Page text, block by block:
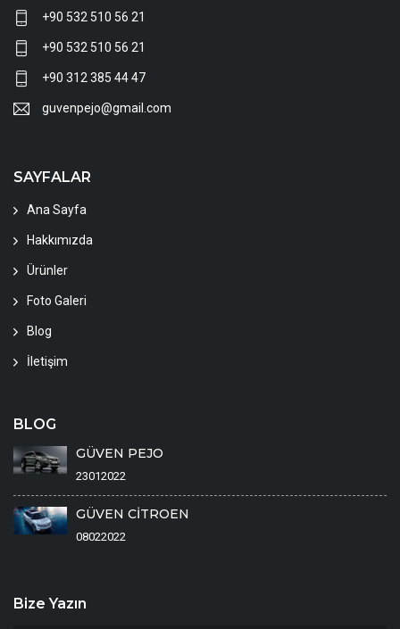
+90 532 510 56 21
+90 532 510 56 21
+90 312 385 44 47
guvenpejo@gmail.com
SAYFALAR
Ana Sayfa
Hakkımızda
Ürünler
Foto Galeri
Blog
İletişim
BLOG
GÜVEN PEJO
23012022
GÜVEN CİTROEN
08022022
Bize Yazın